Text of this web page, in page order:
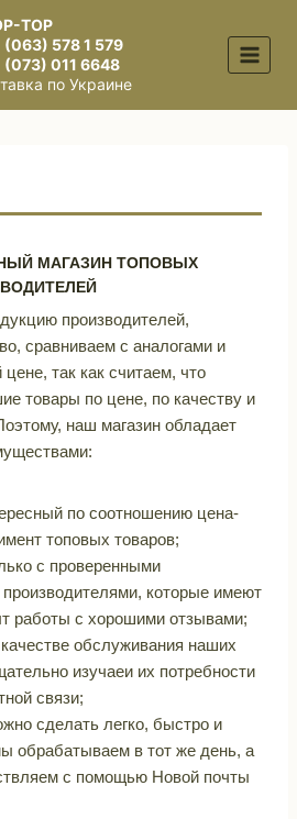
TOP
(063) 578 1 579
(073) 011 6648
по Украине
МАГАЗИН ТОПОВЫХ
производителей,
сравниваем с аналогами и
так как считаем, что
товары по цене, по качеству и
наш магазин обладает
по соотношению цена-
топовых товаров;
с проверенными
которые имеют
работы с хорошими отзывами;
обслуживания наших
изучаеи их потребности
связи;
сделать легко, быстро и
обрабатываем в тот же день, а
с помощью Новой почты